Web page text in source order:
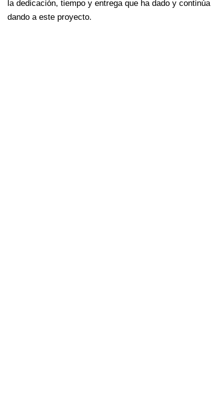
la dedicación, tiempo y entrega que ha dado y continúa
dando a este proyecto.